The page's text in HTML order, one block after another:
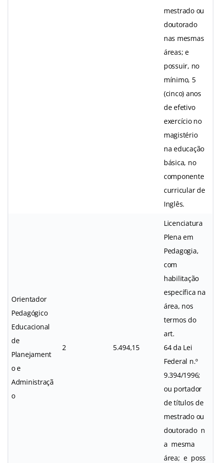
mestrado ou
doutorado
nas mesmas
áreas; e
possuir, no
mínimo, 5
(cinco) anos
de efetivo
exercício no
magistério
na educação
básica, no
componente
curricular de
Inglês.
Orientador
Pedagógico
Educacional
de
Planejament
o e
Administraçã
o
2 5.494,15
Licenciatura
Plena em
Pedagogia,
com
habilitação
específica na
área, nos
termos do
art.
64 da Lei
Federal n.º
9.394/1996;
ou portador
de títulos de
mestrado ou
doutorado n
a mesma
área; e poss